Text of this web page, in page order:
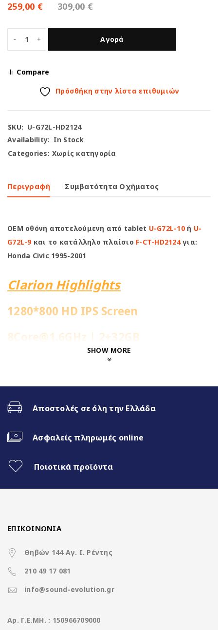
309,00€
259,00 €
Αγορά
Compare
Πρόσθήκη στην λίστα επιθυμιών
SKU: U-G72L-HD2124
Availability: In Stock
Categories: Χωρίς κατηγορία
Περιγραφή Συμβατότητα Οχήματος
OEM οθόνη αποτελούμενη από tablet U-G72L-10ή U-
G72L-9και το κατάλληλο πλαίσιο F-CT-HD2124για:
Honda Civic 1995-2001
Clarion Highlights
1280*800 HD IPS Screen
8Core@1.6GHz | 2+32GB
Ενσωματωμένη 4G Sim Slot
Fast Boot 1-2sec
Ασύρματο CarPlay & Ασύρματο
3 Διαφορετικά θέματα
Χαρακτηριστικά
SHOW MORE
Αποστολές σε όλη την Ελλάδα
Ασφαλείς πληρωμές online
Ποιοτικά προϊόντα
ΕΠΙΚΟΙΝΩΝΙΑ
Θηβών 144 Αγ. Ι. Ρέντης
210 49 17 081
info@sound-evolution.gr
Aρ. Γ.Ε.ΜΗ. : 150966709000